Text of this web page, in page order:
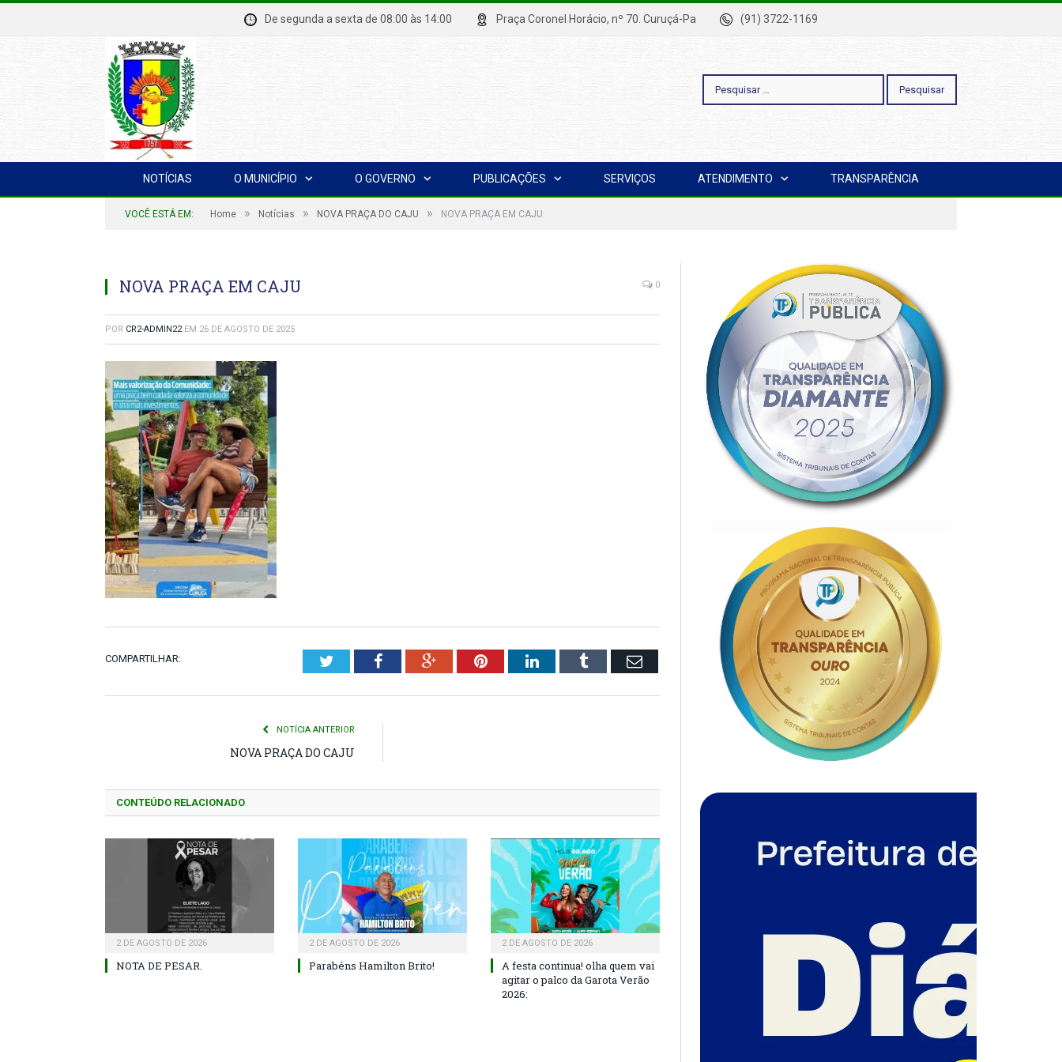
De segunda a sexta de 08:00 às 14:00 Praça Coronel Horácio, nº 70. Curuçá-Pa (91) 3722-1169
Pesquisar
por:
NOTÍCIAS O MUNICÍPIO O GOVERNO PUBLICAÇÕES SERVIÇOS ATENDIMENTO TRANSPARÊNCIA
VOCÊ ESTÁ EM: Home » Notícias » NOVA PRAÇA DO CAJU » NOVA PRAÇA EM CAJU
NOVA PRAÇA EM CAJU 0
POR CR2-ADMIN22 EM 26 DE AGOSTO DE 2025
COMPARTILHAR: TwitterFacebookGoogle+PinterestLinkedInTumblr Email
NOTÍCIA ANTERIOR
NOVA PRAÇA DO CAJU
CONTEÚDO RELACIONADO
2 DE AGOSTO DE 2026
NOTA DE PESAR.
2 DE AGOSTO DE 2026
Parabéns Hamilton Brito!
2 DE AGOSTO DE 2026
A festa continua! olha quem vai
agitar o palco da Garota Verão
2026: